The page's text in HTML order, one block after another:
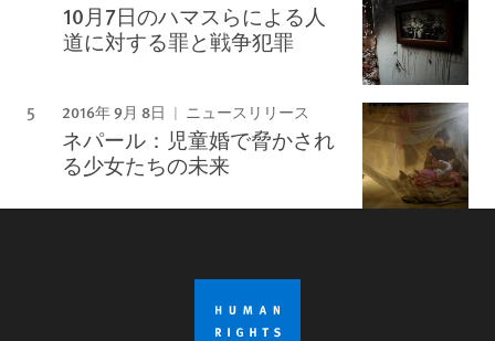
10月7日のハマスらによる人
道に対する罪と戦争犯罪
2016年 9月 8日 ニュースリリース
ネパール：児童婚で脅かされ
る少女たちの未来